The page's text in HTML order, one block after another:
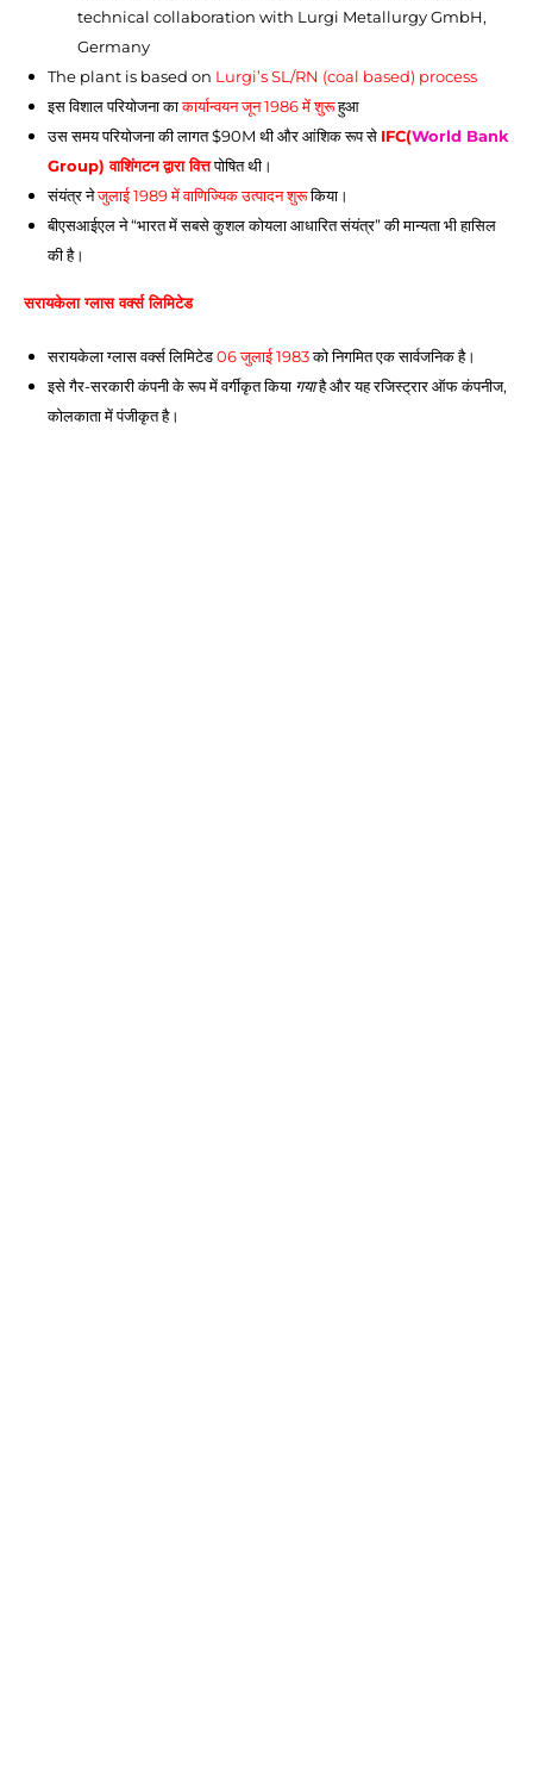
technical collaboration with Lurgi Metallurgy GmbH,
Germany
The plant is based on Lurgi’s SL/RN (coal based) process
इस विशाल परियोजना का कार्यान्वयन जून 1986 में शुरू हुआ
उस समय परियोजना की लागत $90M थी और आंशिक रूप से IFC(World Bank
Group) वाशिंगटन द्वारा वित्त पोषित थी।
संयंत्र ने जुलाई 1989 में वाणिज्यिक उत्पादन शुरू किया।
बीएसआईएल ने “भारत में सबसे कुशल कोयला आधारित संयंत्र” की मान्यता भी हासिल
की है।
सरायकेला ग्लास वर्क्स लिमिटेड
सरायकेला ग्लास वर्क्स लिमिटेड 06 जुलाई 1983 को निगमित एक सार्वजनिक है।
इसे गैर-सरकारी कंपनी के रूप में वर्गीकृत किया गया है और यह रजिस्ट्रार ऑफ कंपनीज,
कोलकाता में पंजीकृत है।